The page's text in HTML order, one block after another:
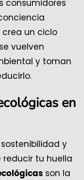
consumidores
crea un ciclo
vuelven
y toman
en
y
tu huella
son la